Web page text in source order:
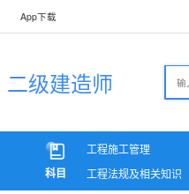
App下载
二级建造师
科目
工程施工管理
工程法规及相关知识